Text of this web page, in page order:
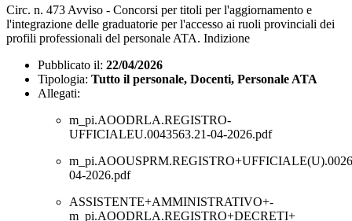
Circ. n. 473 Avviso - Concorsi per titoli per l'aggiornamento e
l'integrazione delle graduatorie per l'accesso ai ruoli provinciali dei
profili professionali del personale ATA. Indizione
Pubblicato il: 22/04/2026
Tipologia: Tutto il personale, Docenti, Personale ATA
Allegati:
m_pi.AOODRLA.REGISTRO-
UFFICIALEU.0043563.21-04-2026.pdf
04-2026.pdf
ASSISTENTE+AMMINISTRATIVO+-
m_pi.AOODRLA.REGISTRO+DECRETI+